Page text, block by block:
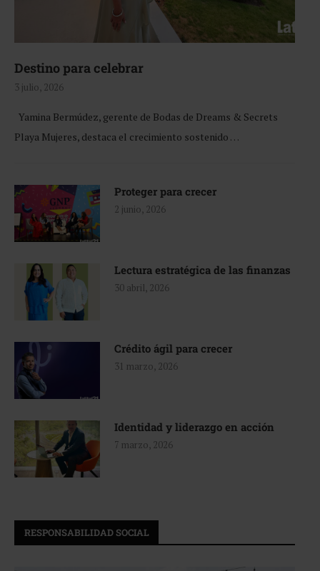
Destino para celebrar
3 julio, 2026
Yamina Bermúdez, gerente de Bodas de Dreams & Secrets
Playa Mujeres, destaca el crecimiento sostenido …
Proteger para crecer
2 junio, 2026
Lectura estratégica de las finanzas
30 abril, 2026
Crédito ágil para crecer
31 marzo, 2026
Identidad y liderazgo en acción
7 marzo, 2026
RESPONSABILIDAD SOCIAL